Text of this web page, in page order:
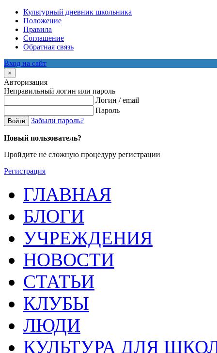
Культурный дневник школьника
Положение
Правила
Соглашение
Обратная связь
Вход на сайт
×
Авторизация
Неправильный логин или пароль
Логин / email
Пароль
Войти Забыли пароль?
Новый пользователь?
Пройдите не сложную процедуру регистрации
Регистрация
ГЛАВНАЯ
БЛОГИ
УЧРЕЖДЕНИЯ
НОВОСТИ
СТАТЬИ
КЛУБЫ
ЛЮДИ
КУЛЬТУРА ДЛЯ